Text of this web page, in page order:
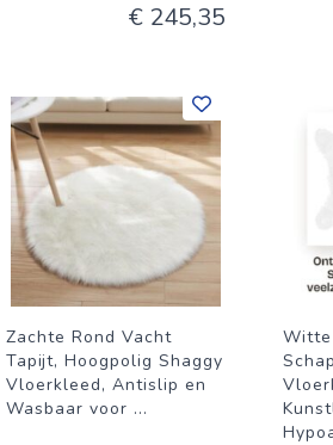
€ 245,35
Zachte Rond Vacht
Tapijt, Hoogpolig Shaggy
Vloerkleed, Antislip en
Wasbaar voor ...
Witte